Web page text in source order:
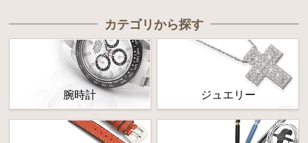
カテゴリから探す
腕時計 ジュエリー